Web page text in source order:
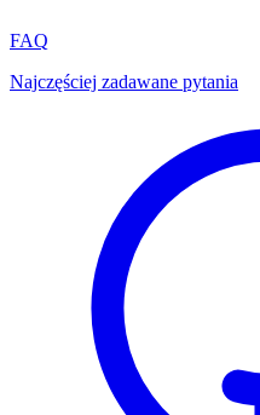
FAQ
Najczęściej zadawane pytania